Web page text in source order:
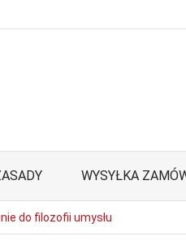
WYSYŁKA
do filozofii umysłu